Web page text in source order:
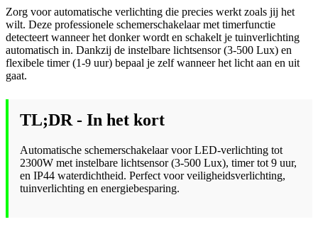
Zorg voor automatische verlichting die precies werkt zoals jij het
wilt. Deze professionele schemerschakelaar met timerfunctie
detecteert wanneer het donker wordt en schakelt je tuinverlichting
automatisch in. Dankzij de instelbare lichtsensor (3-500 Lux) en
flexibele timer (1-9 uur) bepaal je zelf wanneer het licht aan en uit
gaat.
TL;DR - In het kort
Automatische schemerschakelaar voor LED-verlichting tot
2300W met instelbare lichtsensor (3-500 Lux), timer tot 9 uur,
en IP44 waterdichtheid. Perfect voor veiligheidsverlichting,
tuinverlichting en energiebesparing.